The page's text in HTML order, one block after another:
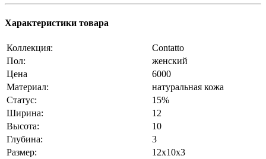
Характеристики товара
Коллекция:
Contatto
Пол:
женский
Цена
6000
Материал:
натуральная кожа
Статус:
15%
Ширина:
12
Высота:
10
Глубина:
3
Размер:
12x10x3